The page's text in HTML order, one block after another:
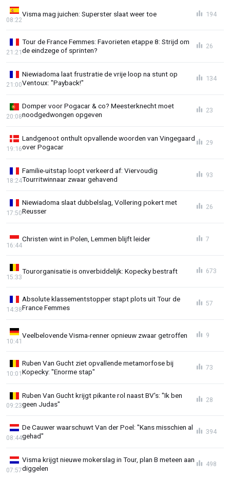
Visma mag juichen: Superster slaat weer toe
08:22
194
Tour de France Femmes: Favorieten etappe 8: Strijd om
de eindzege of sprinten?
21:21
26
Niewiadoma laat frustratie de vrije loop na stunt op
Ventoux: "Payback!"
21:00
134
Domper voor Pogacar & co? Meesterknecht moet
noodgedwongen opgeven
20:08
23
Landgenoot onthult opvallende woorden van Vingegaard
over Pogacar
19:16
29
Familie-uitstap loopt verkeerd af: Viervoudig
Tourritwinnaar zwaar gehavend
18:24
93
Niewiadoma slaat dubbelslag, Vollering pokert met
Reusser
17:50
26
Christen wint in Polen, Lemmen blijft leider
16:44
7
Tourorganisatie is onverbiddelijk: Kopecky bestraft
15:33
673
Absolute klassementstopper stapt plots uit Tour de
France Femmes
14:38
57
Veelbelovende Visma-renner opnieuw zwaar getroffen
10:41
9
Ruben Van Gucht ziet opvallende metamorfose bij
Kopecky: "Enorme stap"
10:01
73
Ruben Van Gucht krijgt pikante rol naast BV's: "Ik ben
geen Judas"
09:23
28
De Cauwer waarschuwt Van der Poel: "Kans misschien al
gehad"
08:44
394
Visma krijgt nieuwe mokerslag in Tour, plan B meteen aan
diggelen
07:57
498